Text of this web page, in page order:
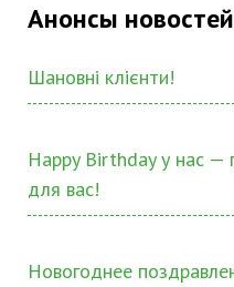
Анонсы новостей
Шановні клієнти!
Happy Birthday у нас —
для вас!
Новогоднее